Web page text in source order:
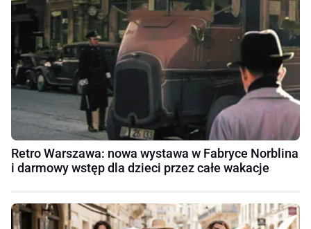
Retro Warszawa: nowa wystawa w Fabryce Norblina
i darmowy wstęp dla dzieci przez całe wakacje